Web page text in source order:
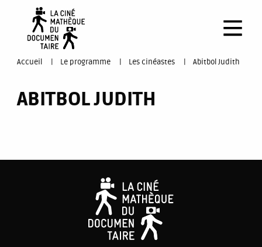
contenu
You
are
here
Accueil Le programme Les cinéastes Abitbol Judith
ABITBOL JUDITH